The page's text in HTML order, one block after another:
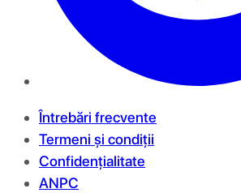
Întrebări frecvente
Termeni și condiții
Confidențialitate
ANPC